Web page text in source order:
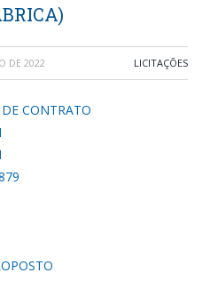
DE 2022 LICITAÇÕES
CONTRATO